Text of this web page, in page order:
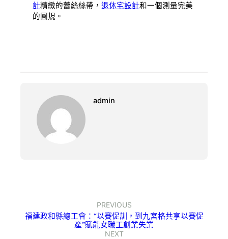
計精緻的蕾絲絲帶，退休宅設計和一個測量完美
的圓規。
admin
PREVIOUS
福建政和縣總工會：“以賽促訓，到九宮格共享以賽促
產”賦能女職工創業失業
NEXT